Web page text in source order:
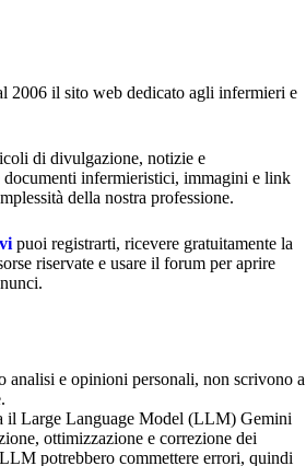
2006 il sito web dedicato agli infermieri e
di divulgazione, notizie e
documenti infermieristici, immagini e link
della nostra professione.
puoi registrarti, ricevere gratuitamente la
riservate e usare il forum per aprire
analisi e opinioni personali, non scrivono a
Large Language Model (LLM) Gemini
ottimizzazione e correzione dei
potrebbero commettere errori, quindi